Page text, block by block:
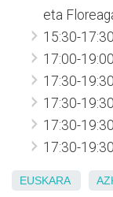
eta
15:30-
17:00-
17:30-
17:30-
17:30-
17:30-
EUSKARA